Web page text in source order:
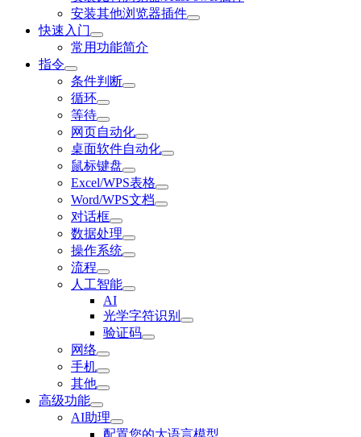
安装其他浏览器插件
快速入门
常用功能简介
指令
条件判断
循环
等待
网页自动化
桌面软件自动化
鼠标键盘
Excel/WPS表格
Word/WPS文档
对话框
数据处理
操作系统
流程
人工智能
AI
光学字符识别
验证码
网络
手机
其他
高级功能
AI助理
配置您的大语言模型